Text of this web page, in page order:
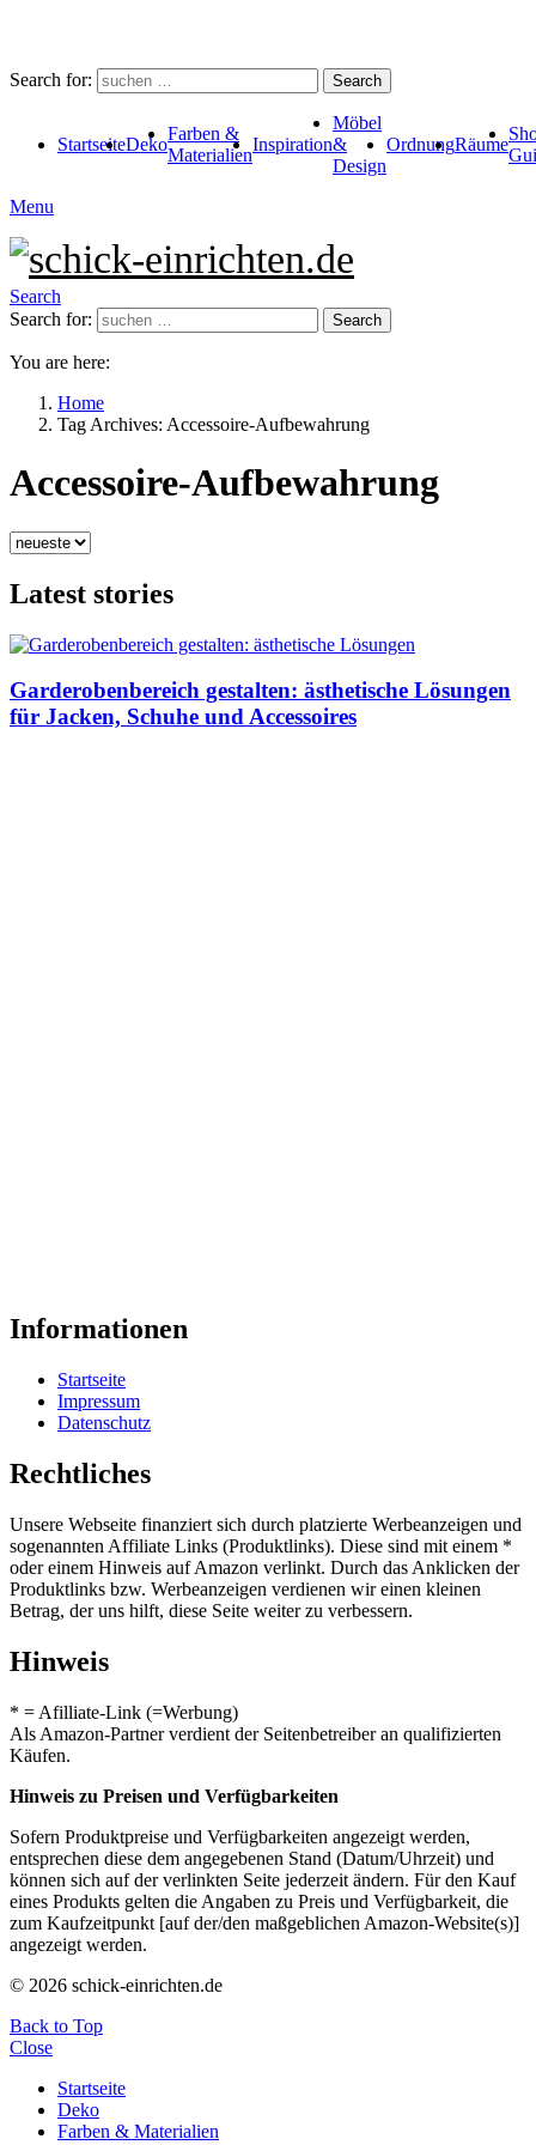
Search for: Search
StartseiteDeko
Farben &
Materialien
Inspiration
Möbel
&
Design
OrdnungRäume
Menu
Search
Search for:
Search
You are here:
Home
Tag Archives: Accessoire-Aufbewahrung
Accessoire-Aufbewahrung
Latest stories
Garderobenbereich gestalten: ästhetische Lösungen
für Jacken, Schuhe und Accessoires
Informationen
Startseite
Impressum
Datenschutz
Rechtliches
Unsere Webseite finanziert sich durch platzierte Werbeanzeigen und
sogenannten Affiliate Links (Produktlinks). Diese sind mit einem *
oder einem Hinweis auf Amazon verlinkt. Durch das Anklicken der
Produktlinks bzw. Werbeanzeigen verdienen wir einen kleinen
Betrag, der uns hilft, diese Seite weiter zu verbessern.
Hinweis
* = Afilliate-Link (=Werbung)
Als Amazon-Partner verdient der Seitenbetreiber an qualifizierten
Käufen.
Hinweis zu Preisen und Verfügbarkeiten
Sofern Produktpreise und Verfügbarkeiten angezeigt werden,
entsprechen diese dem angegebenen Stand (Datum/Uhrzeit) und
können sich auf der verlinkten Seite jederzeit ändern. Für den Kauf
eines Produkts gelten die Angaben zu Preis und Verfügbarkeit, die
zum Kaufzeitpunkt [auf der/den maßgeblichen Amazon-Website(s)]
angezeigt werden.
© 2026 schick-einrichten.de
Back to Top
Close
Startseite
Deko
Farben & Materialien